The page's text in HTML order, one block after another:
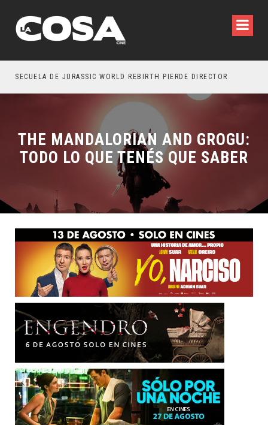
SECUELA DE JURASSIC WORLD REBIRTH PIERDE DIRECTOR
THE MANDALORIAN AND GROGU:
TODO LO QUE TENÉS QUE SABER